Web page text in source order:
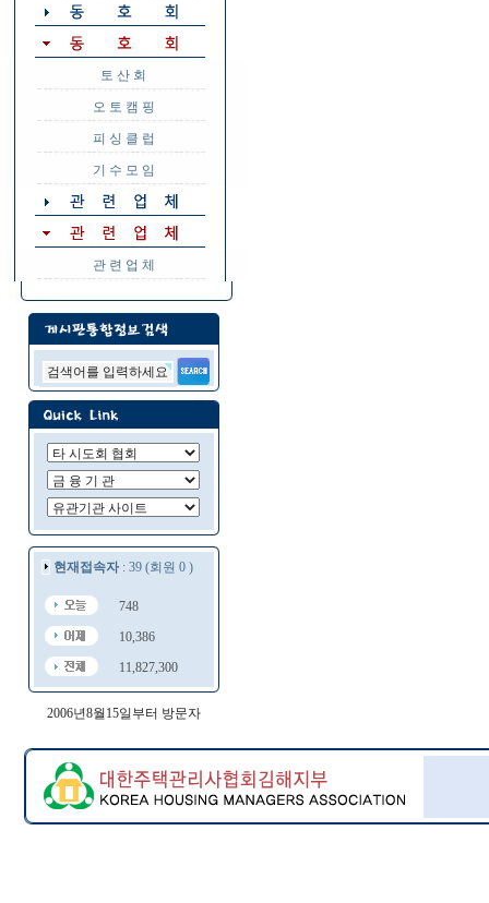
토 산 회
오 토 캠 핑
피 싱 클 럽
기 수 모 임
관 련 업 체
현재접속자: 39 (회원 0 )
748
10,386
11,827,300
2006년8월15일부터 방문자